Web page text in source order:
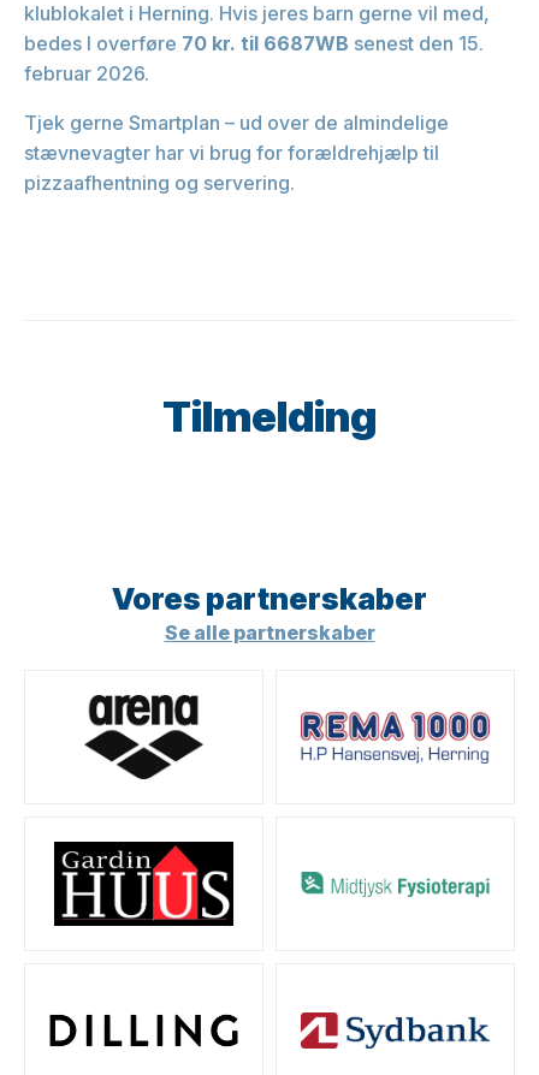
klublokalet i Herning. Hvis jeres barn gerne vil med,
bedes I overføre 70 kr. til 6687WB senest den 15.
februar 2026.
Tjek gerne Smartplan – ud over de almindelige
stævnevagter har vi brug for forældrehjælp til
pizzaafhentning og servering.
Tilmelding
Vores partner­skaber
Se alle partnerskaber